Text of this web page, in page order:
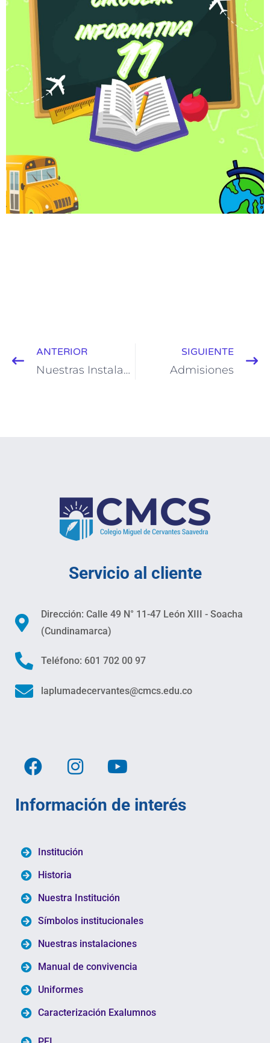
ANTERIOR
Nuestras Instalaciones
SIGUIENTE
Admisiones
Servicio al cliente
Dirección: Calle 49 N° 11-47 León XIII - Soacha
(Cundinamarca)
Teléfono: 601 702 00 97
laplumadecervantes@cmcs.edu.co
Información de interés
Institución
Historia
Nuestra Institución
Símbolos institucionales
Nuestras instalaciones
Manual de convivencia
Uniformes
Caracterización Exalumnos